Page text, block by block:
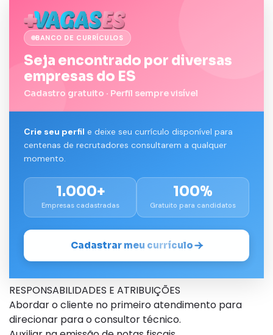
BANCO DE CURRÍCULOS
Seja encontrado por diversas
empresas do ES
Cadastro gratuito · Perfil sempre visível
Crie seu perfil e deixe seu currículo disponível para
centenas de recrutadores consultarem a qualquer
momento.
1.000+
Empresas cadastradas
100%
Gratuito para candidatos
Cadastrar meu currículo
RESPONSABILIDADES E ATRIBUIÇÕES
Abordar o cliente no primeiro atendimento para
direcionar para o consultor técnico.